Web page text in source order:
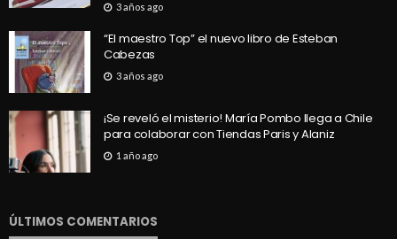
3 años ago
“El maestro Top” el nuevo libro de Esteban
Cabezas
3 años ago
¡Se reveló el misterio! María Pombo llega a Chile
para colaborar con Tiendas Paris y Alaniz
1 año ago
ÚLTIMOS COMENTARIOS